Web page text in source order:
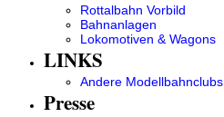
Rottalbahn Vorbild
Bahnanlagen
Lokomotiven & Wagons
LINKS
Andere Modellbahnclubs
Presse